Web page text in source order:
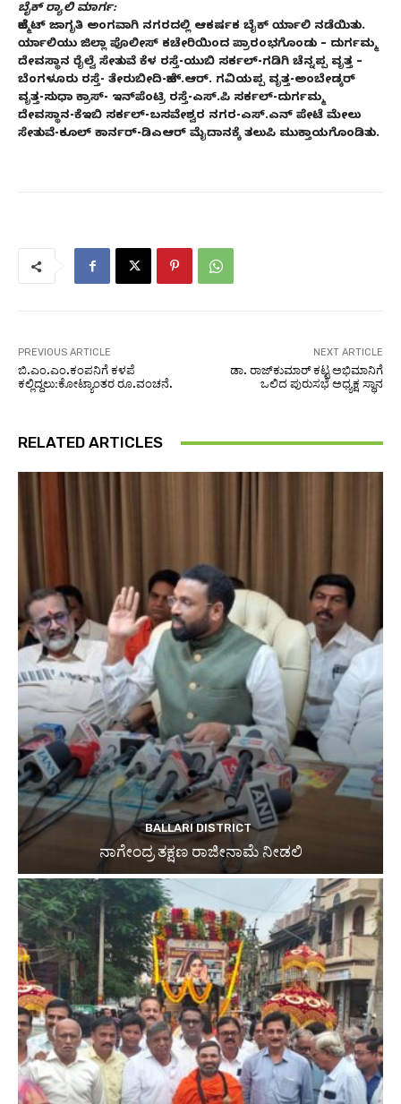
ಬೈಕ್ ರ‍್ಯಾಲಿ ಮಾರ್ಗ:
ಹೆಲ್ಮೆಟ್ ಜಾಗೃತಿ ಅಂಗವಾಗಿ ನಗರದಲ್ಲಿ ಆಕರ್ಷಕ ಬೈಕ್ ರ್ಯಾಲಿ ನಡೆಯಿತು.
ರ್ಯಾಲಿಯು ಜಿಲ್ಲಾ ಪೊಲೀಸ್ ಕಚೇರಿಯಿಂದ ಪ್ರಾರಂಭಗೊಂಡು – ದುರ್ಗಮ್ಮ
ದೇವಸ್ಥಾನ ರೈಲ್ವೆ ಸೇತುವೆ ಕೆಳ ರಸ್ತೆ-ಯುಬಿ ಸರ್ಕಲ್-ಗಡಿಗಿ ಚೆನ್ನಪ್ಪ ವೃತ್ತ –
ಬೆಂಗಳೂರು ರಸ್ತೆ- ತೇರುಬೀದಿ-ಹೆಚ್.ಆರ್. ಗವಿಯಪ್ಪ ವೃತ್ತ-ಅಂಬೇಡ್ಕರ್
ವೃತ್ತ-ಸುಧಾ ಕ್ರಾಸ್- ಇನ್‌ಪೆಂಟ್ರಿ ರಸ್ತೆ-ಎಸ್.ಪಿ ಸರ್ಕಲ್-ದುರ್ಗಮ್ಮ
ದೇವಸ್ಥಾನ-ಕೆಇಬಿ ಸರ್ಕಲ್-ಬಸವೇಶ್ವರ ನಗರ-ಎಸ್.ಎನ್ ಪೇಟೆ ಮೇಲು
ಸೇತುವೆ-ಕೂಲ್ ಕಾರ್ನರ್-ಡಿಎಆರ್ ಮೈದಾನಕ್ಕೆ ತಲುಪಿ ಮುಕ್ತಾಯಗೊಂಡಿತು.
PREVIOUS ARTICLE
ಬಿ.ಎಂ.ಎಂ.ಕಂಪನಿಗೆ ಕಳಪೆ
ಕಲ್ಲಿದ್ದಲು:ಕೋಟ್ಯಾಂತರ ರೂ.ವಂಚನೆ.
NEXT ARTICLE
ಡಾ. ರಾಜ್‌ಕುಮಾರ್ ಕಟ್ಟ ಅಭಿಮಾನಿಗೆ
ಒಲಿದ ಪುರುಸಭೆ ಅಧ್ಯಕ್ಷ ಸ್ಥಾನ
RELATED ARTICLES
BALLARI DISTRICT
ನಾಗೇಂದ್ರ ತಕ್ಷಣ ರಾಜೀನಾಮೆ ನೀಡಲಿ